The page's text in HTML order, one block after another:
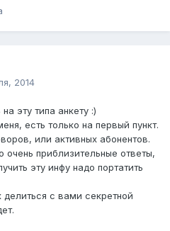
2014
эту типа анкету :)
есть только на первый пункт.
или активных абонентов.
очень приблизительные ответы,
эту инфу надо портатить
делиться с вами секретной